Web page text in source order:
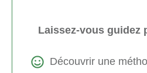
Laissez-vous guidez
Découvrir une